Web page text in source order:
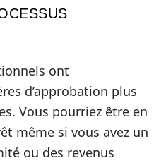
ont
d’approbation plus
Vous pourriez être en
même si vous avez un
ou des revenus